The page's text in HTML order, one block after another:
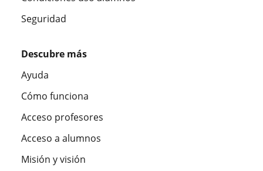
Seguridad
Descubre más
Ayuda
Cómo funciona
Acceso profesores
Acceso a alumnos
Misión y visión